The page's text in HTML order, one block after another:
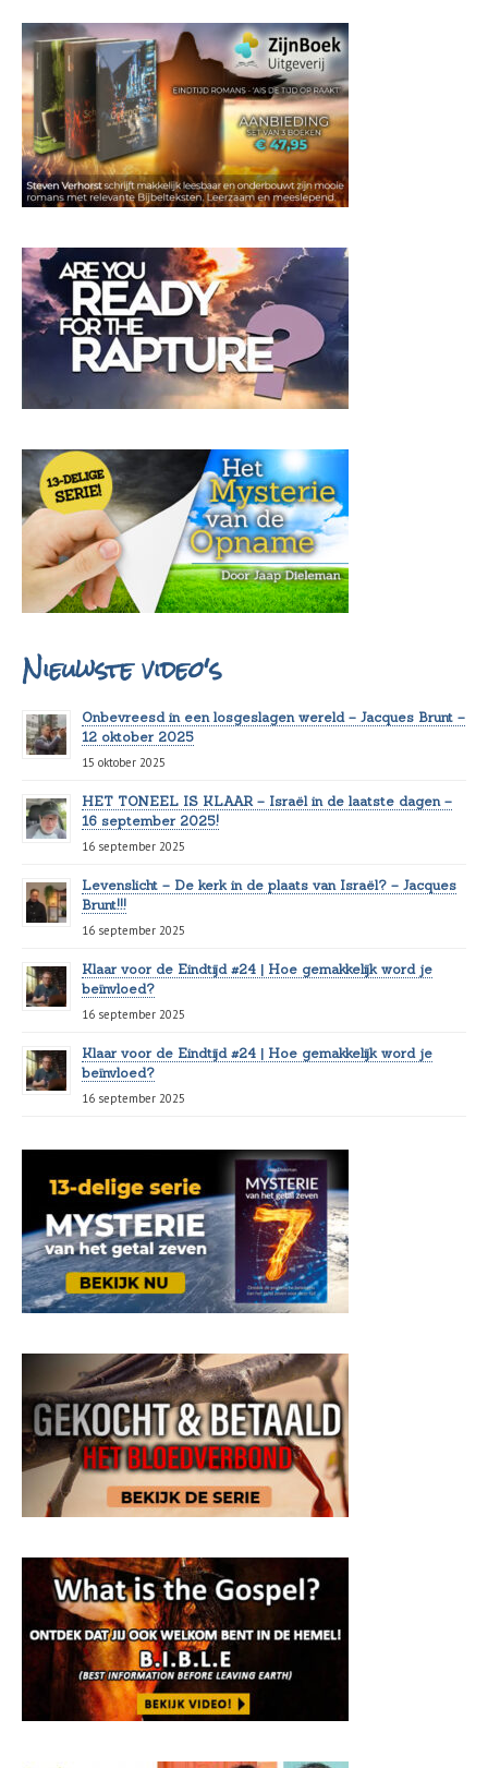
Nieuwste video's
Onbevreesd in een losgeslagen wereld – Jacques Brunt –
12 oktober 2025
15 oktober 2025
HET TONEEL IS KLAAR – Israël in de laatste dagen –
16 september 2025!
16 september 2025
Levenslicht – De kerk in de plaats van Israël? – Jacques
Brunt!!!
16 september 2025
Klaar voor de Eindtijd #24 | Hoe gemakkelijk word je
beïnvloed?
16 september 2025
Klaar voor de Eindtijd #24 | Hoe gemakkelijk word je
beïnvloed?
16 september 2025